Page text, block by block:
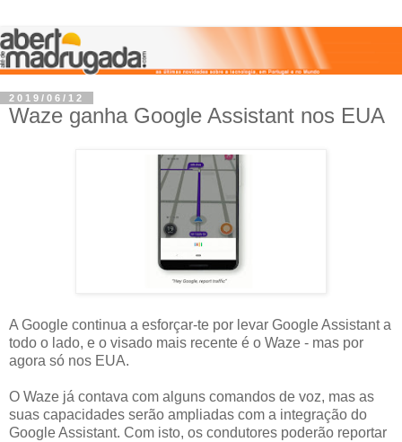
2019/06/12
Waze ganha Google Assistant nos EUA
A Google continua a esforçar-te por levar Google Assistant a
todo o lado, e o visado mais recente é o Waze - mas por
agora só nos EUA.
O Waze já contava com alguns comandos de voz, mas as
suas capacidades serão ampliadas com a integração do
Google Assistant. Com isto, os condutores poderão reportar